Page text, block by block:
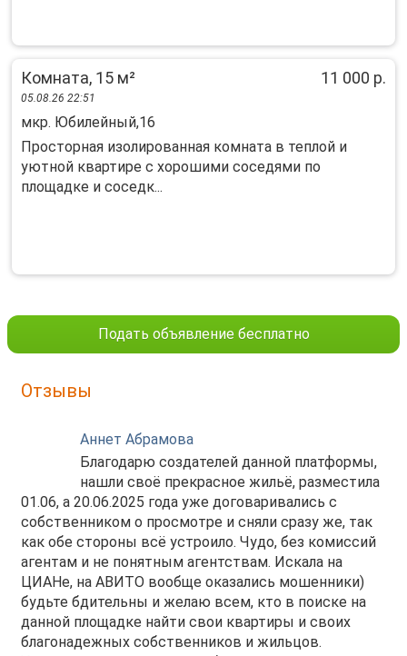
Комната, 15 м² 11 000 р.
05.08.26 22:51
мкр. Юбилейный,16
Просторная изолированная комната в теплой и
уютной квартире с хорошими соседями по
площадке и соседк...
Подать объявление бесплатно
Отзывы
Аннет Абрамова
Благодарю создателей данной платформы,
нашли своё прекрасное жильё, разместила
01.06, а 20.06.2025 года уже договаривались с
собственником о просмотре и сняли сразу же, так
как обе стороны всё устроило. Чудо, без комиссий
агентам и не понятным агентствам. Искала на
ЦИАНе, на АВИТО вообще оказались мошенники)
будьте бдительны и желаю всем, кто в поиске на
данной площадке найти свои квартиры и своих
благонадежных собственников и жильцов.